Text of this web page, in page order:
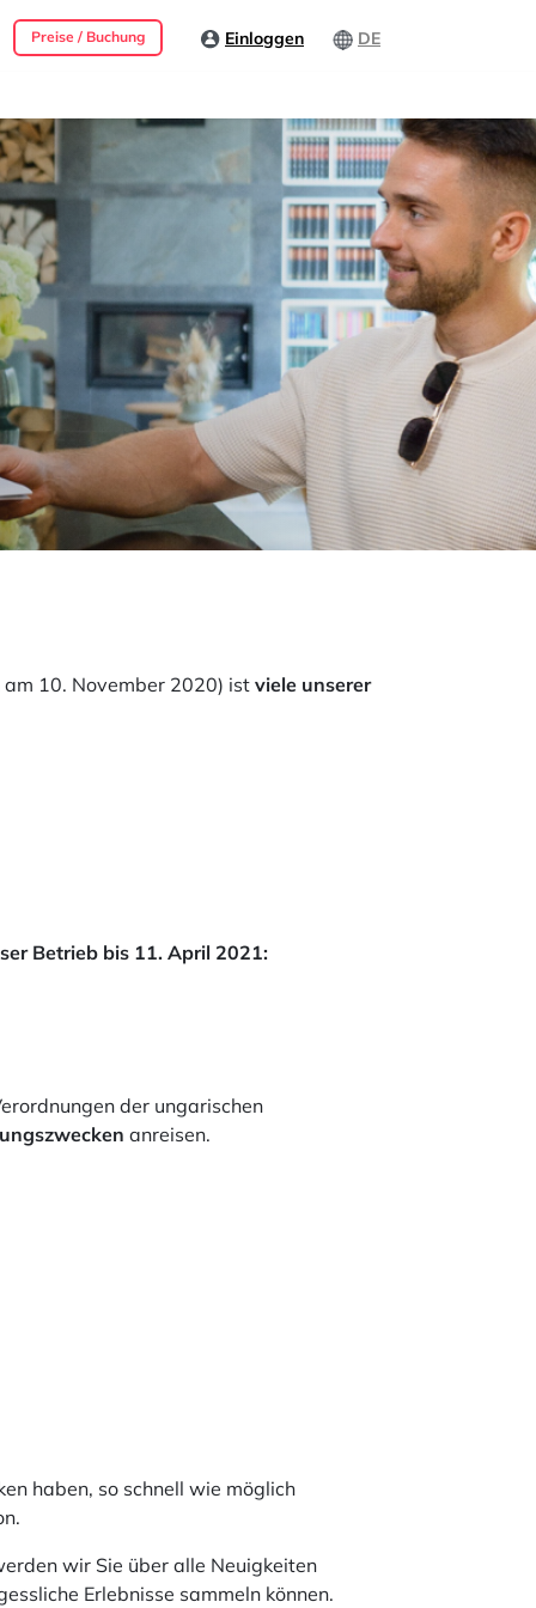
Preise / Buchung Einloggen DE
10. November 2020) ist viele unserer
Betrieb bis 11. April 2021:
der ungarischen
anreisen.
haben, so schnell wie möglich
wir Sie über alle Neuigkeiten
Erlebnisse sammeln können.